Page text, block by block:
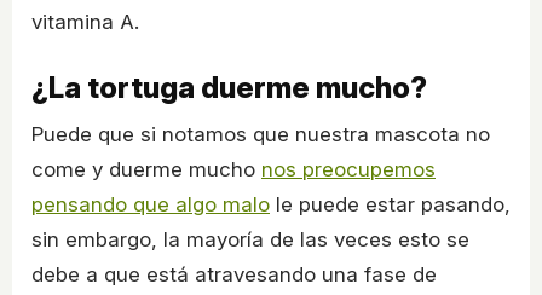
vitamina A.
¿La tortuga duerme mucho?
Puede que si notamos que nuestra mascota no
come y duerme mucho nos preocupemos
pensando que algo malo le puede estar pasando,
sin embargo, la mayoría de las veces esto se
debe a que está atravesando una fase de